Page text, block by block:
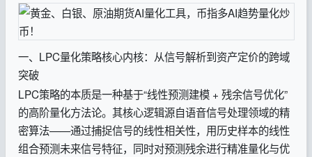
一、LPC量化策略核心内核：从信号解析到资产定价的跨域
突破
LPC策略的本质是一种基于“线性预测建模 + 残余信号优化”
的高阶量化方法论。其核心逻辑源自语音信号处理领域的精
密算法——通过捕捉信号的线性相关性，用历史样本的线性
组合预测未来信号特征，同时对预测残余进行精准量化与优